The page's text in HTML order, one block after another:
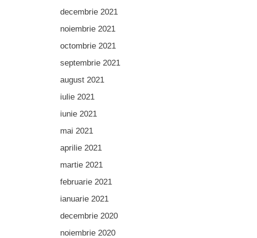
decembrie 2021
noiembrie 2021
octombrie 2021
septembrie 2021
august 2021
iulie 2021
iunie 2021
mai 2021
aprilie 2021
martie 2021
februarie 2021
ianuarie 2021
decembrie 2020
noiembrie 2020